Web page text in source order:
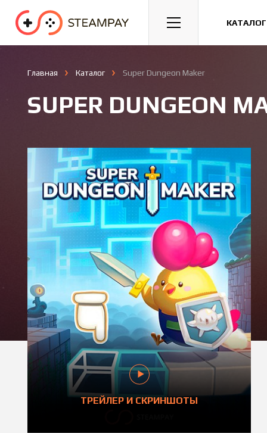
Спорт Гонки Казуальные
Главная Каталог Super Dungeon Maker
SUPER DUNGEON
ТРЕЙЛЕР И СКРИНШОТЫ